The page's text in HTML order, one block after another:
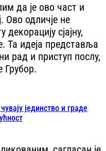
да је ово част и
Ово одличје не
сјајну,
Та идеја представља
рад и приступ послу,
Грубор.
јединство и граде